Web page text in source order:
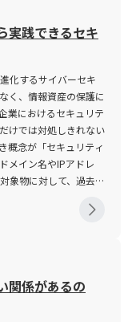
析が求められます。
な銘柄が好まれる一方
ラティリティ銘柄が有
柄選定が成功の鍵とな
水準の違いによるボ
に認識し、適切なリス
現在、テクノロジー
リティを含む投資指標
分析が求められる時代
ジネスマンとして今
リスクマネジメントに
アプローチと経験に
うしたツールに依存
経験に基づく分析も重
柔軟な対応力と、理
、今後の投資成功の鍵
る活用法と注意点につ
ティリティは、金融
、投資家が市場リスク
となる。 インプライ
ティ、リアライズドボ
動向を分析する手法
出来高や市場の流動
がボラティリティに与
伴う。 そのため、
や慎重な資金管理、さ
が求められる。 特
イクの姿勢と同時に、
報の入力漏れや誤操作
モンストレーションな
とが重要です。 ま
システム」について詳
従来の紙媒体やExcel
理、そしてタレントマ
ます。また、人事シス
与管理、労務管理等に
る柔軟性を有していま
の業務プロセスに合致
性、既存システムとの
る必要があります。
理を基盤とする新た
上だけでなく、長期
ます。今後、労働環
、デジタルツールとし
減効果など複数の数値
の骨組みとなるレイ
ドとして正方形を配置
後、各意思決定に対
ノードとして各分岐に
らに詳細な評価項目と
るリスク項目などの数
ます。 第三に、洗い
開します。業務の具体
リオ、リスクとベネ
て数値化された評価を
ビジネス現場における
映することが求めら
四に、最終的な結論
を示す終点ノードを配
こでは、最終的な評価
し、導出された結論が
「度数」としてカウン
その階級における代表
値が採用されます。例
いった階級に分類さ
なります。これによ
算式（平均値＝Σ(階級
統計指標を算出する
形式で表現されること
度数を棒グラフで示
把握できる利点があり
や顧客満足度調査、さ
ジネスシーンで活用さ
が分析結果に大きく影
り、逆に広すぎると
把握しにくくなる可能
の特性や目的に応じ
率を複利で算出したも
上高や利益、資産など
に表現するために用い
100億円、数年後の最
均ではなく、各年度
を利用します。な
経済情勢や季節変動、
レンドを把握するため
単年度の成長率と異な
続性をより正確に評価
ず第一に、CAGRは
中間における一時的な
に伝わらない可能性が
と量に大きく依存す
の成長率を過大または
らに、対象とする期
実践できるセキ
化するサイバーセキ
く、情報資産の保護に
業におけるセキュリテ
けでは対処しきれない
概念が「セキュリティ
メイン名やIPアドレ
象物に対して、過去の
術です。本記事では、
具体的なメリットと併
」や「風評」という意
ン、Webサイトなど
化または評価する技術
ラフィックパター
関係があるの